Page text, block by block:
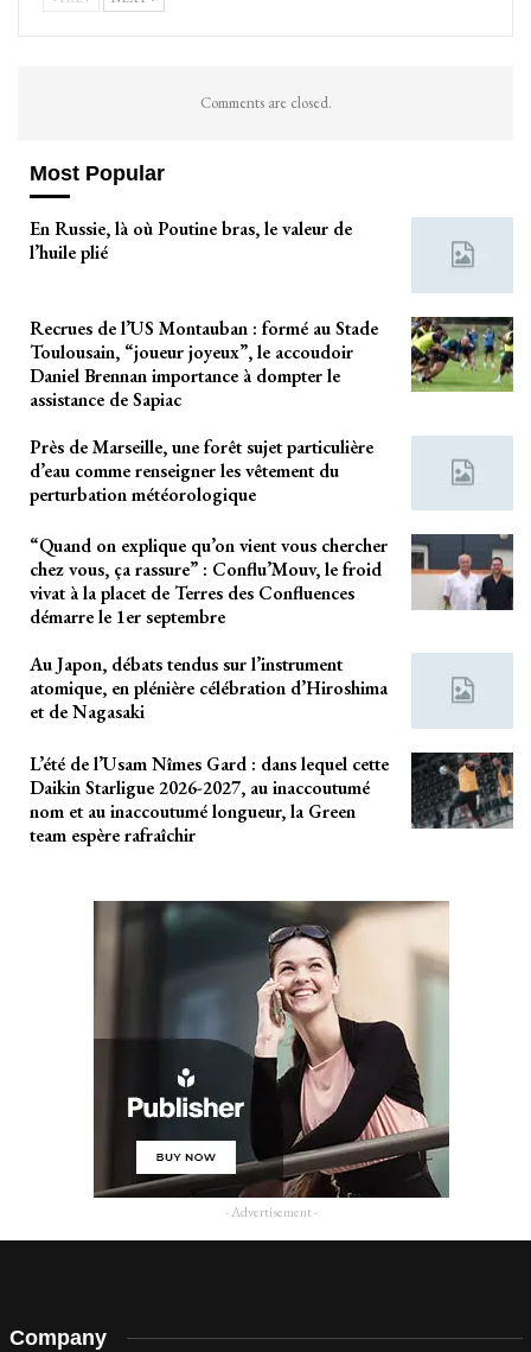
Comments are closed.
Most Popular
En Russie, là où Poutine bras, le valeur de
l’huile plié
Recrues de l’US Montauban : formé au Stade
Toulousain, “joueur joyeux”, le accoudoir
Daniel Brennan importance à dompter le
assistance de Sapiac
Près de Marseille, une forêt sujet particulière
d’eau comme renseigner les vêtement du
perturbation météorologique
“Quand on explique qu’on vient vous chercher
chez vous, ça rassure” : Conflu’Mouv, le froid
vivat à la placet de Terres des Confluences
démarre le 1er septembre
Au Japon, débats tendus sur l’instrument
atomique, en plénière célébration d’Hiroshima
et de Nagasaki
L’été de l’Usam Nîmes Gard : dans lequel cette
Daikin Starligue 2026-2027, au inaccoutumé
nom et au inaccoutumé longueur, la Green
team espère rafraîchir
- Advertisement -
Company